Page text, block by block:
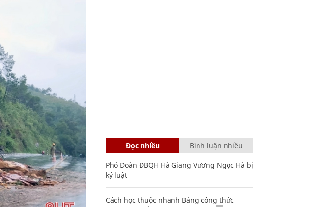
Đọc nhiều Bình luận nhiều
Phó Đoàn ĐBQH Hà Giang Vương Ngọc Hà bị
kỷ luật
Cách học thuộc nhanh Bảng công thức